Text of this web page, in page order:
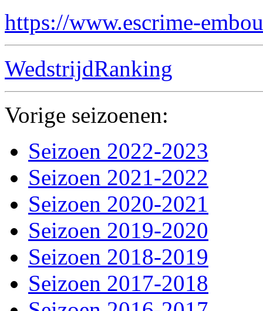
https://www.escrime-
WedstrijdRanking
Vorige seizoenen:
Seizoen 2022-2023
Seizoen 2021-2022
Seizoen 2020-2021
Seizoen 2019-2020
Seizoen 2018-2019
Seizoen 2017-2018